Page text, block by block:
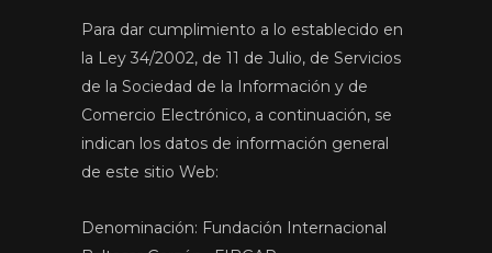
Para dar cumplimiento a lo establecido en
la Ley 34/2002, de 11 de Julio, de Servicios
de la Sociedad de la Información y de
Comercio Electrónico, a continuación, se
indican los datos de información general
de este sitio Web:
Denominación: Fundación Internacional